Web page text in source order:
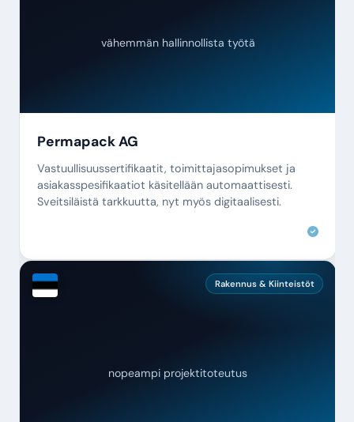
vähemmän hallinnollista työtä
Permapack AG
Vastuullisuussertifikaatit, toimittajasopimukset ja
asiakasspesifikaatiot käsitellään automaattisesti.
Sveitsiläistä tarkkuutta, nyt myös digitaalisesti.
Rakennus & Kiinteistöt
nopeampi projektitoteutus